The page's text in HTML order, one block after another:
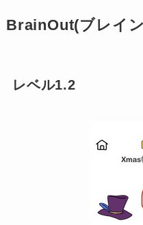
BrainOut(ブレイ
レベル1.2